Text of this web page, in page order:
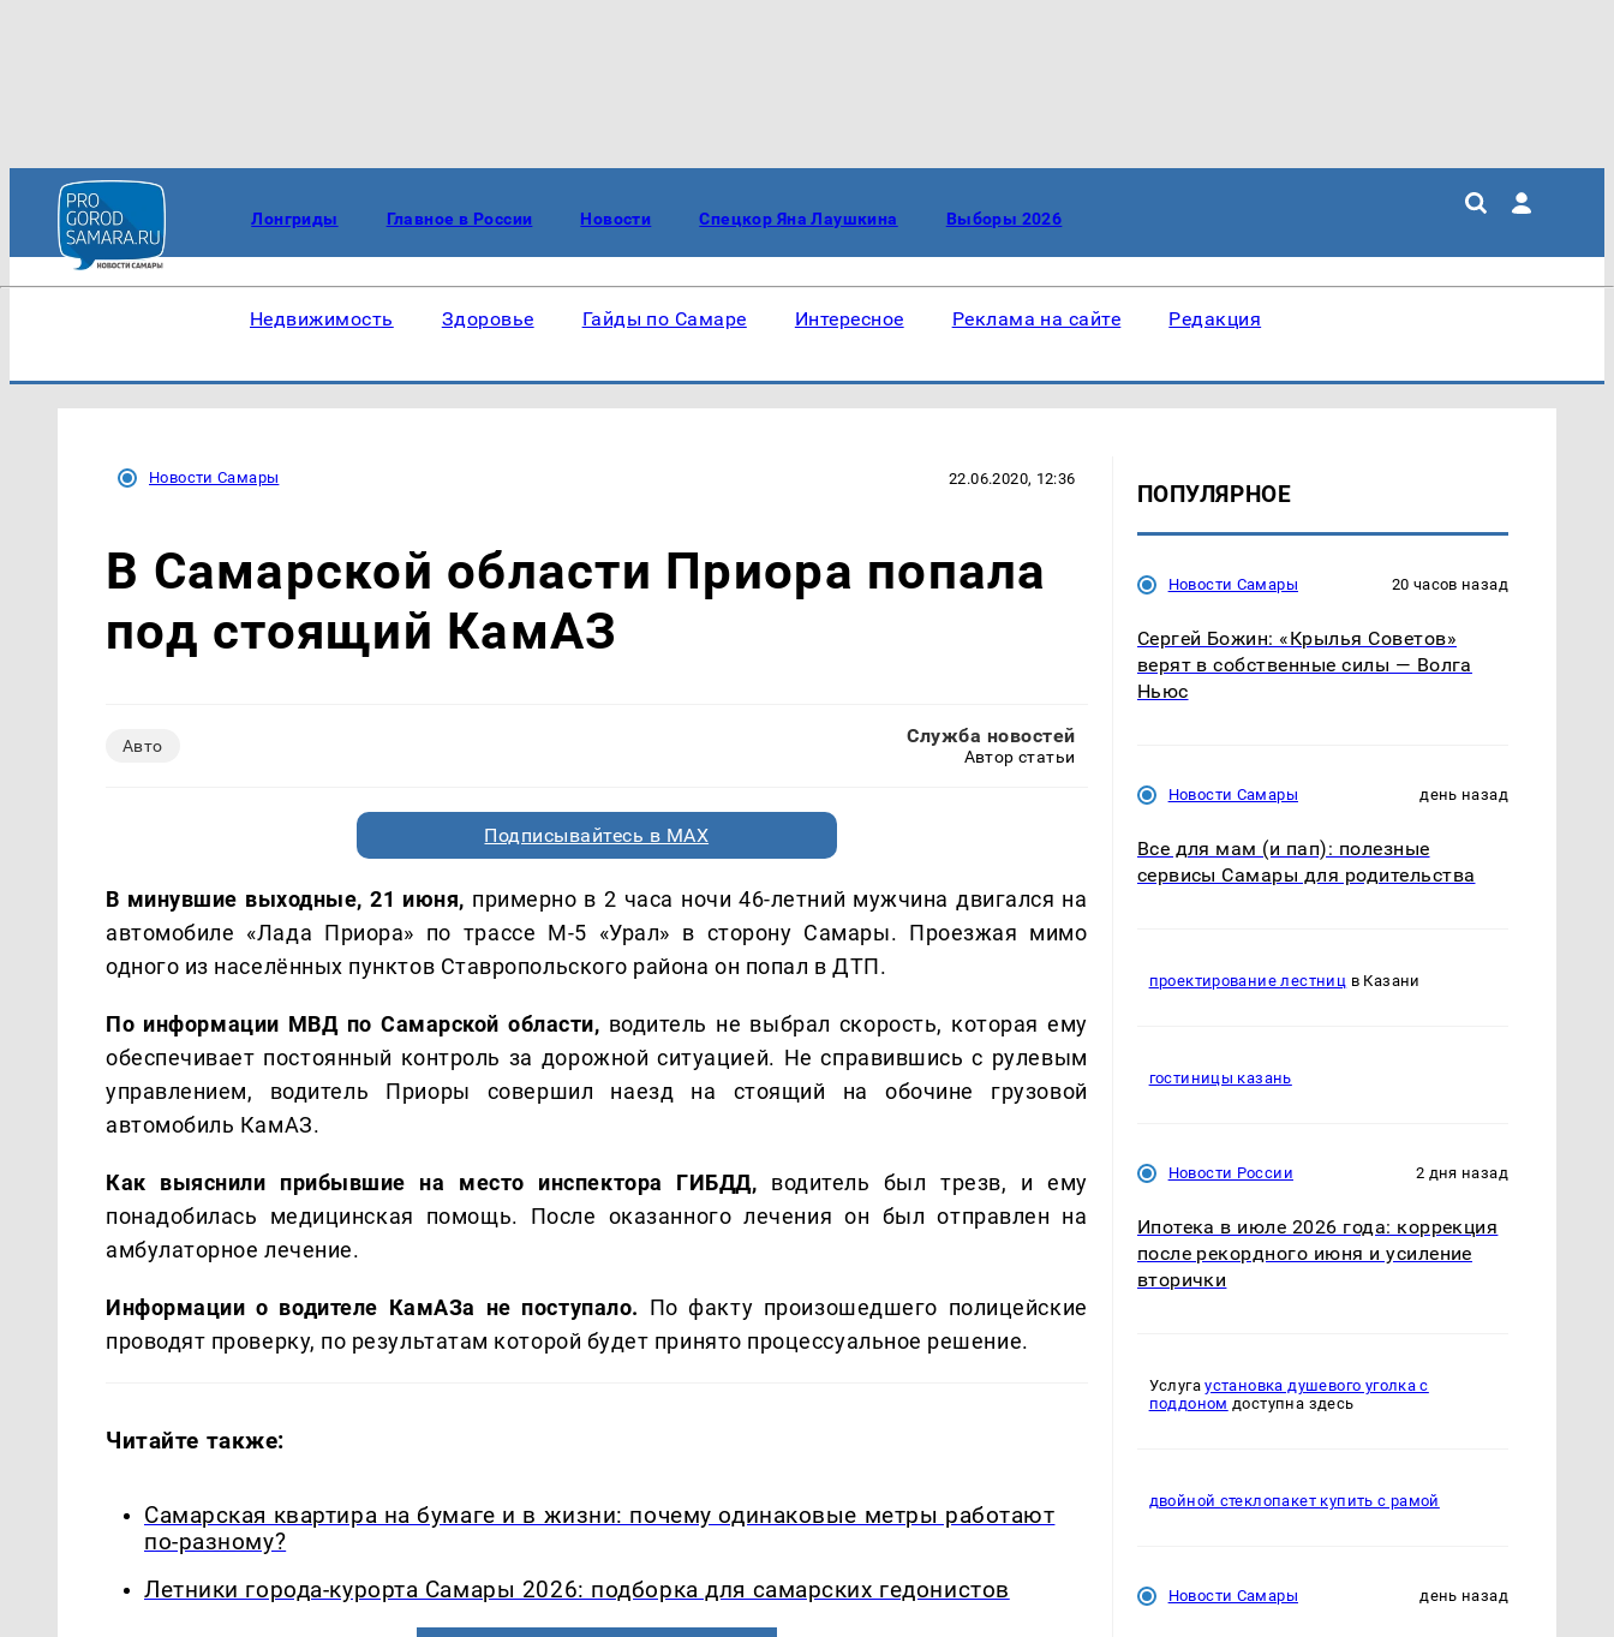
Лонгриды Главное в России Новости Спецкор Яна Лаушкина Выборы 2026
Недвижимость Здоровье Гайды по Самаре Интересное Реклама на сайте Редакция
Новости Самары 22.06.2020, 12:36
В Самарской области Приора попала
под стоящий КамАЗ
Авто Служба новостей
Автор статьи
Подписывайтесь в MAX
В минувшие выходные, 21 июня, примерно в 2 часа ночи 46-летний мужчина двигался на
автомобиле «Лада Приора» по трассе М-5 «Урал» в сторону Самары. Проезжая мимо
одного из населённых пунктов Ставропольского района он попал в ДТП.
По информации МВД по Самарской области, водитель не выбрал скорость, которая ему
обеспечивает постоянный контроль за дорожной ситуацией. Не справившись с рулевым
управлением, водитель Приоры совершил наезд на стоящий на обочине грузовой
автомобиль КамАЗ.
Как выяснили прибывшие на место инспектора ГИБДД, водитель был трезв, и ему
понадобилась медицинская помощь. После оказанного лечения он был отправлен на
амбулаторное лечение.
Информации о водителе КамАЗа не поступало. По факту произошедшего полицейские
проводят проверку, по результатам которой будет принято процессуальное решение.
Читайте также:
Самарская квартира на бумаге и в жизни: почему одинаковые метры работают
по-разному?
Летники города-курорта Самары 2026: подборка для самарских гедонистов
ПОПУЛЯРНОЕ
Новости Самары 20 часов назад
Сергей Божин: «Крылья Советов»
верят в собственные силы — Волга
Ньюс
Новости Самары день назад
Все для мам (и пап): полезные
сервисы Самары для родительства
проектирование лестниц в Казани
гостиницы казань
Новости России 2 дня назад
Ипотека в июле 2026 года: коррекция
после рекордного июня и усиление
вторички
Услугаустановка душевого уголка с
поддоном доступна здесь
двойной стеклопакет купить с рамой
Новости Самары день назад